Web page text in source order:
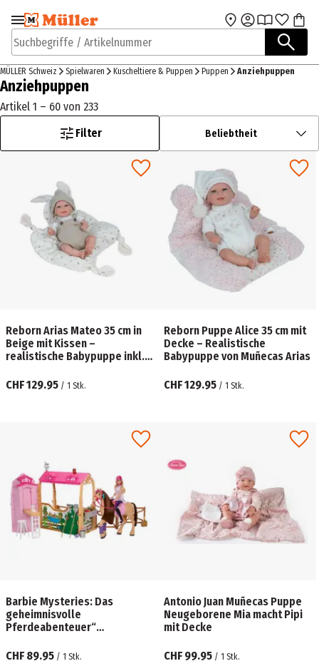
Zur Navigation
springen
Zum Hauptinhalt
Suchbegriffe / Artikelnummer
MÜLLER Schweiz Spielwaren Kuscheltiere & Puppen Puppen Anziehpuppen
Anziehpuppen
Artikel 1 – 60 von 233
Filter
Beliebtheit
Reborn Arias Mateo 35 cm in
Beige mit Kissen –
realistische Babypuppe inkl.
CHF 129.95 / 1 Stk.
Reborn Puppe Alice 35 cm mit
Decke – Realistische
Babypuppe von Muñecas Arias
CHF 129.95 / 1 Stk.
Barbie Mysteries: Das
geheimnisvolle
Pferdeabenteuer“
Puppe, Spielzeugpferd und
CHF 89.95 / 1 Stk.
Antonio Juan Muñecas Puppe
Neugeborene Mia macht Pipi
mit Decke
CHF 99.95 / 1 Stk.